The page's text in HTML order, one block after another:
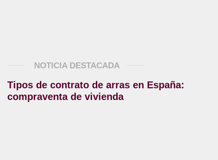
NOTICIA DESTACADA
Tipos de contrato de arras en España:
compraventa de vivienda